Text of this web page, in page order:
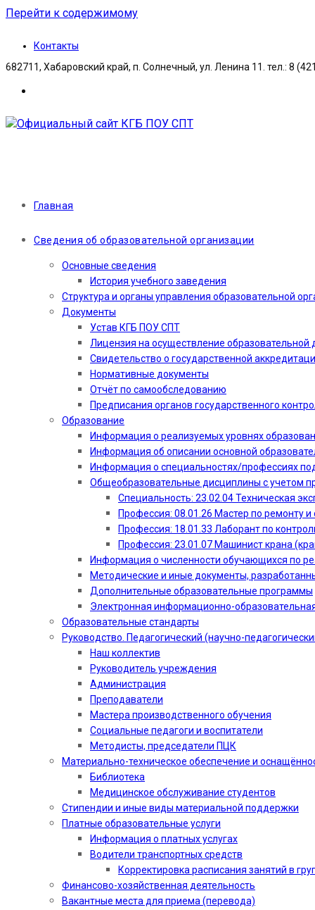
Перейти к содержимому
Контакты
682711, Хабаровский край, п. Солнечный, ул. Ленина 11. тел.: 8
Главная
Сведения об образовательной организации
Основные сведения
История учебного заведения
Структура и органы управления образовательной
Документы
Устав КГБ ПОУ СПТ
Лицензия на осуществление образовательной
Свидетельство о государственной
Нормативные документы
Отчёт по самообследованию
Предписания органов государственного
Образование
Информация о реализуемых уровнях
Информация об описании основной
Информация о специальностях/профессиях
Общеобразовательные дисциплины с учетом
Специальность: 23.02.04 Техническая
Профессия: 08.01.26 Мастер по ремонту
Профессия: 18.01.33 Лаборант по
Профессия: 23.01.07 Машинист крана
Информация о численности обучающихся по
Методические и иные документы,
Дополнительные образовательные программы
Электронная информационно-
Образовательные стандарты
Руководство. Педагогический (научно-
Наш коллектив
Руководитель учреждения
Администрация
Преподаватели
Мастера производственного обучения
Социальные педагоги и воспитатели​
Методисты, председатели ПЦК
Материально-техническое обеспечение и
Библиотека
Медицинское обслуживание студентов
Стипендии и иные виды материальной поддержки
Платные образовательные услуги
Информация о платных услугах
Водители транспортных средств
Корректировка расписания занятий в
Финансово-хозяйственная деятельность
Вакантные места для приема (перевода)